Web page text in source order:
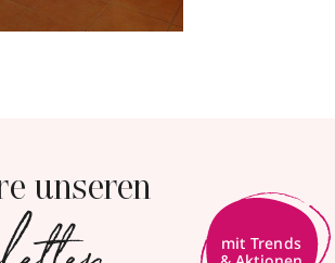
unseren
mit Trends